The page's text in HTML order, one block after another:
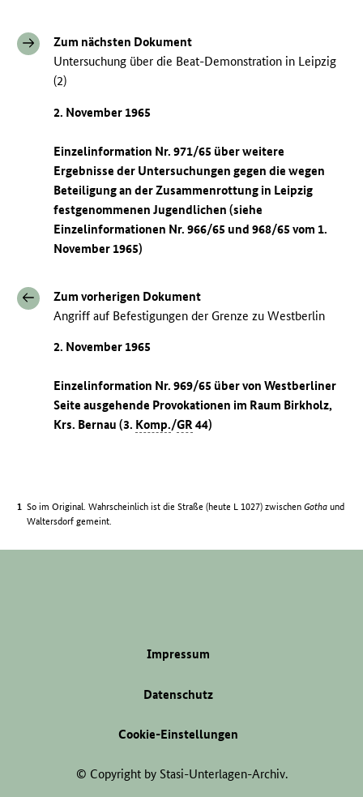
Zum nächsten Dokument
Untersuchung über die Beat-Demonstration in Leipzig
(2)
2. November 1965
Einzelinformation Nr. 971/65 über weitere
Ergebnisse der Untersuchungen gegen die wegen
Beteiligung an der Zusammenrottung in Leipzig
festgenommenen Jugendlichen (siehe
Einzelinformationen Nr. 966/65 und 968/65 vom 1.
November 1965)
Zum vorherigen Dokument
Angriff auf Befestigungen der Grenze zu Westberlin
2. November 1965
Einzelinformation Nr. 969/65 über von Westberliner
Seite ausgehende Provokationen im Raum Birkholz,
Krs. Bernau (3. Komp./GR44)
So im Original. Wahrscheinlich ist die Straße (heute L 1027) zwischenGotha und
Waltersdorf gemeint.
Impressum
Datenschutz
Cookie-Einstellungen
© Copyright by Stasi-Unterlagen-Archiv.